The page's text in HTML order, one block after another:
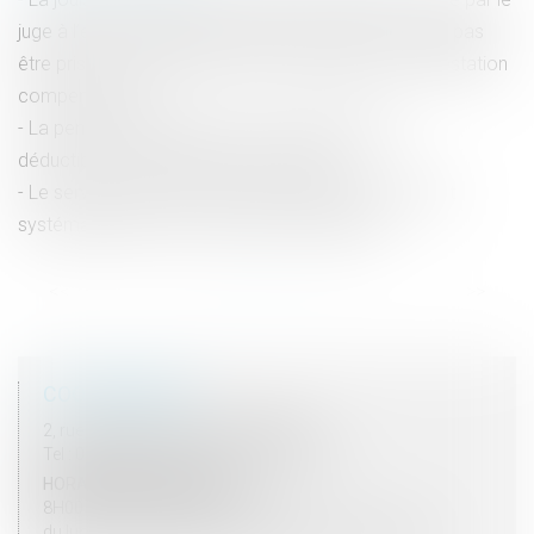
juge à l’épouse au titre du devoir de secours ne doit pas
être pris en considération dans l’évaluation de la prestation
compensatoire
La pension alimentaire versée à l'étranger est
déductible si l'état de besoin est établi
Le service public des pensions alimentaires devient
systématique pour tous les parents séparés